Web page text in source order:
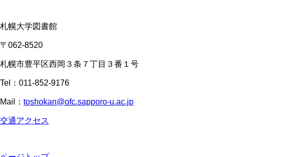
札幌大学図書館
〒062-8520
札幌市豊平区西岡３条７丁目３番１号
Tel：011-852-9176
Mail： toshokan@ofc.sapporo-u.ac.jp
交通アクセス